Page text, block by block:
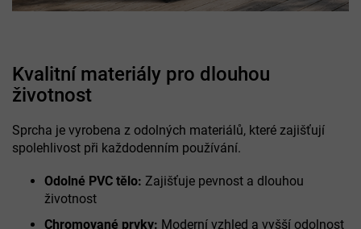
Kvalitní materiály pro dlouhou
životnost
Sprcha je vyrobena z odolných materiálů, které zajišťují
spolehlivost při každodenním používání.
Odolné PVC tělo: Zajišťuje pevnost a dlouhou
životnost
Chromované prvky: Moderní vzhled a vyšší odolnost